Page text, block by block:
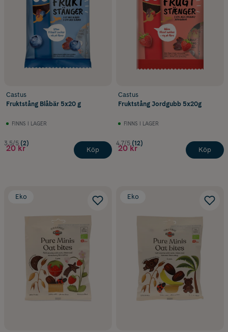
Castus
Fruktstång Blåbär 5x20 g
FINNS I LAGER
3.5/5 (2)
20 kr Köp
Castus
Fruktstång Jordgubb 5x20g
FINNS I LAGER
4.7/5 (12)
20 kr Köp
Eko Eko